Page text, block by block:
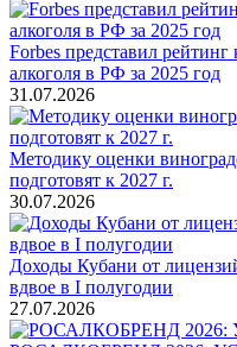
Forbes представил
алкоголя в РФ за 2025 год
31.07.2026
Методику оценки
подготовят к 2027 г.
30.07.2026
Доходы Кубани от
вдвое в I полугодии
27.07.2026